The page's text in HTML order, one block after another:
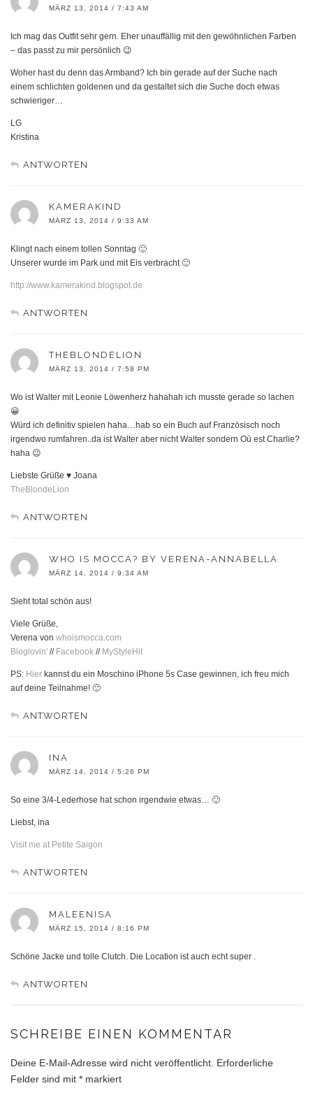
MÄRZ 13, 2014 / 7:43 AM
Ich mag das Outfit sehr gern. Eher unauffällig mit den gewöhnlichen Farben
– das passt zu mir persönlich 😉
Woher hast du denn das Armband? Ich bin gerade auf der Suche nach
einem schlichten goldenen und da gestaltet sich die Suche doch etwas
schwieriger…
LG
Kristina
ANTWORTEN
KAMERAKIND
MÄRZ 13, 2014 / 9:33 AM
Klingt nach einem tollen Sonntag 🙂
Unserer wurde im Park und mit Eis verbracht 🙂
http://www.kamerakind.blogspot.de
ANTWORTEN
THEBLONDELION
MÄRZ 13, 2014 / 7:58 PM
Wo ist Walter mit Leonie Löwenherz hahahah ich musste gerade so lachen
😀
Würd ich definitiv spielen haha…hab so ein Buch auf Französisch noch
irgendwo rumfahren..da ist Walter aber nicht Walter sondern Où est Charlie?
haha 😉
Liebste Grüße ♥ Joana
TheBlondeLion
ANTWORTEN
WHO IS MOCCA? BY VERENA-ANNABELLA
MÄRZ 14, 2014 / 9:34 AM
Sieht total schön aus!
Viele Grüße,
Verena von whoismocca.com
Bloglovin' // Facebook // MyStyleHit
PS: Hier kannst du ein Moschino iPhone 5s Case gewinnen, ich freu mich
auf deine Teilnahme! 🙂
ANTWORTEN
INA
MÄRZ 14, 2014 / 5:26 PM
So eine 3/4-Lederhose hat schon irgendwie etwas… 🙂
Liebst, ina
Visit me at Petite Saigon
ANTWORTEN
MALEENISA
MÄRZ 15, 2014 / 8:16 PM
Schöne Jacke und tolle Clutch. Die Location ist auch echt super .
ANTWORTEN
SCHREIBE EINEN KOMMENTAR
Deine E-Mail-Adresse wird nicht veröffentlicht. Erforderliche
Felder sind mit * markiert